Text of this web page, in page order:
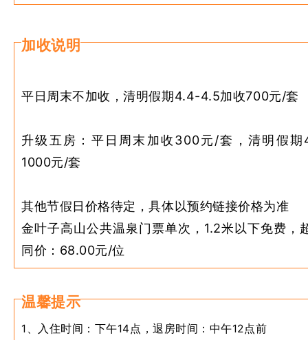
加收说明
平日周末不加收，清明假期4.4-4.5加收700元/套
升级五房：平日周末加收300元/套，清明假
1000元/套
其他节假日价格待定，具体以预约链接价格为准
金叶子高山公共温泉门票单次，1.2米以下免费，
同价：68.00元/位
温馨提示
1、入住时间：下午14点，退房时间：中午12点前